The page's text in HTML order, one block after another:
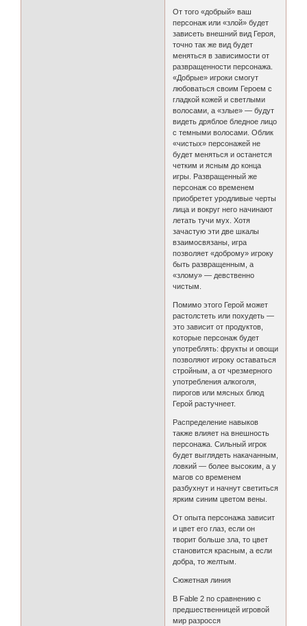
От того «добрый» ваш
персонаж или «злой» будет
зависеть внешний вид Героя,
точно так же вид будет
меняться в зависимости от
развращенности персонажа.
«Добрые» игроки смогут
любоваться своим Героем с
гладкой кожей и светлыми
волосами, а «злые» — будут
видеть дряблое бледное лицо
с темными волосами. Облик
«чистых» персонажей не
будет меняться и останется
четким и ясным до конца
игры. Развращенный же
персонаж со временем
приобретет уродливые черты
лица и вокруг него начинают
летать тучи мух. Хотя
зачастую эти две шкалы
взаимосвязаны, игра
позволяет «доброму» игроку
быть развращенным, а
«злому» — девственно
чистым.
Помимо этого Герой может
растолстеть или похудеть —
это зависит от продуктов,
которые персонаж будет
употреблять: фрукты и овощи
позволяют игроку оставаться
стройным, а от чрезмерного
употребления алкоголя,
пирогов или мясных блюд
Герой растучнеет.
Распределение навыков
также влияет на внешность
персонажа. Сильный игрок
будет выглядеть накачанным,
ловкий — более высоким, а у
магов со временем
разбухнут и начнут светиться
ярким синим цветом вены.
От опыта персонажа зависит
и цвет его глаз, если он
творит больше зла, то цвет
становится красным, а если
добра, то желтым.
Сюжетная линия
В Fable 2 по сравнению с
предшественницей игровой
мир разросся